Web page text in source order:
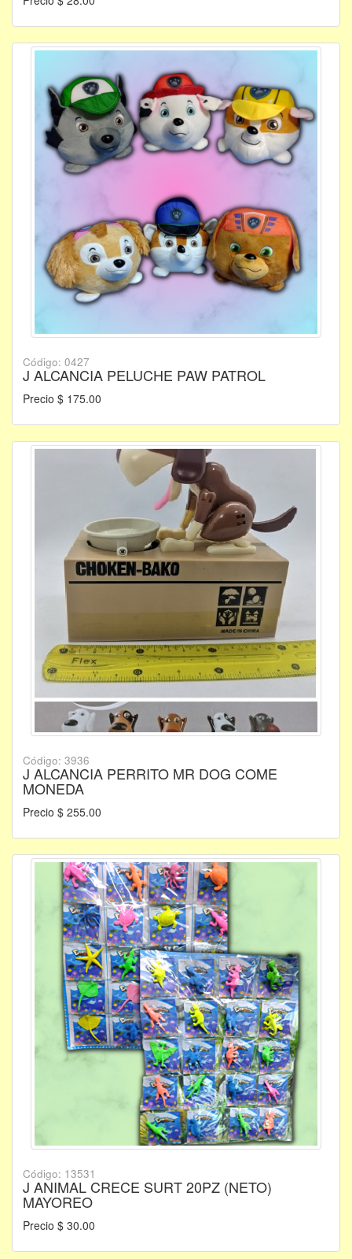
Código: 0427
J ALCANCIA PELUCHE PAW PATROL
Precio $ 175.00
Código: 3936
J ALCANCIA PERRITO MR DOG COME
MONEDA
Precio $ 255.00
Código: 13531
J ANIMAL CRECE SURT 20PZ (NETO)
MAYOREO
Precio $ 30.00